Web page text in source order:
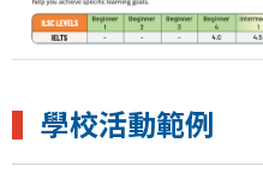
▍ 學校活動範例